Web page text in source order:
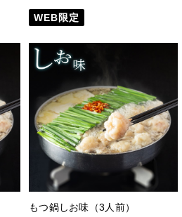
WEB限定
もつ鍋しお味（3人前）